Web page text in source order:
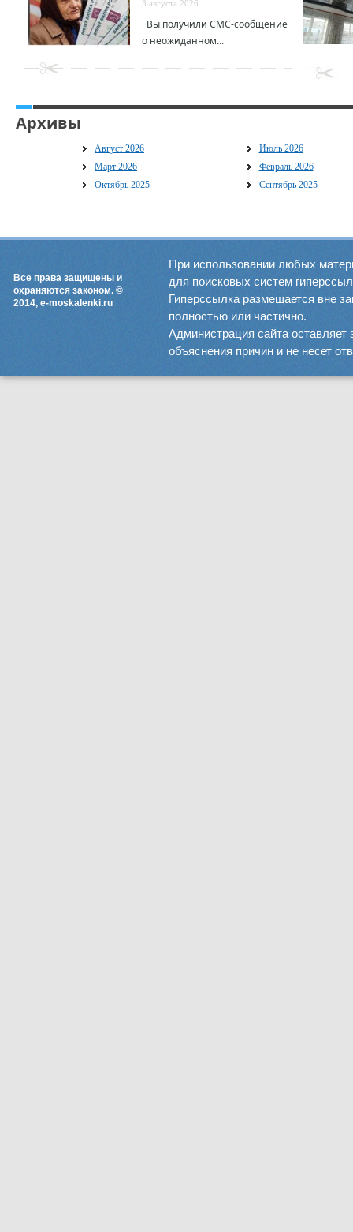
3 августа 2026
Вы получили СМС-сообщение
о неожиданном...
Архивы
Август 2026
Июль 2026
Март 2026
Февраль 2026
Октябрь 2025
Сентябрь 2025
Все права защищены и
охраняются законом. ©
2014, e-moskalenki.ru
При использовании любых
для поисковых систем
Гиперссылка размещается вне
полностью или частично.
Администрация сайта оставляет
объяснения причин и не несет